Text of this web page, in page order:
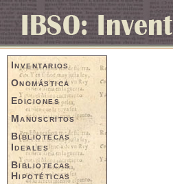
Inventarios
Onomástica
Ediciones
Manuscritos
Bibliotecas
Ideales
Bibliotecas
Hipotéticas